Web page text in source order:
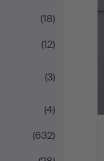
(18)
(12)
(3)
(4)
(632)